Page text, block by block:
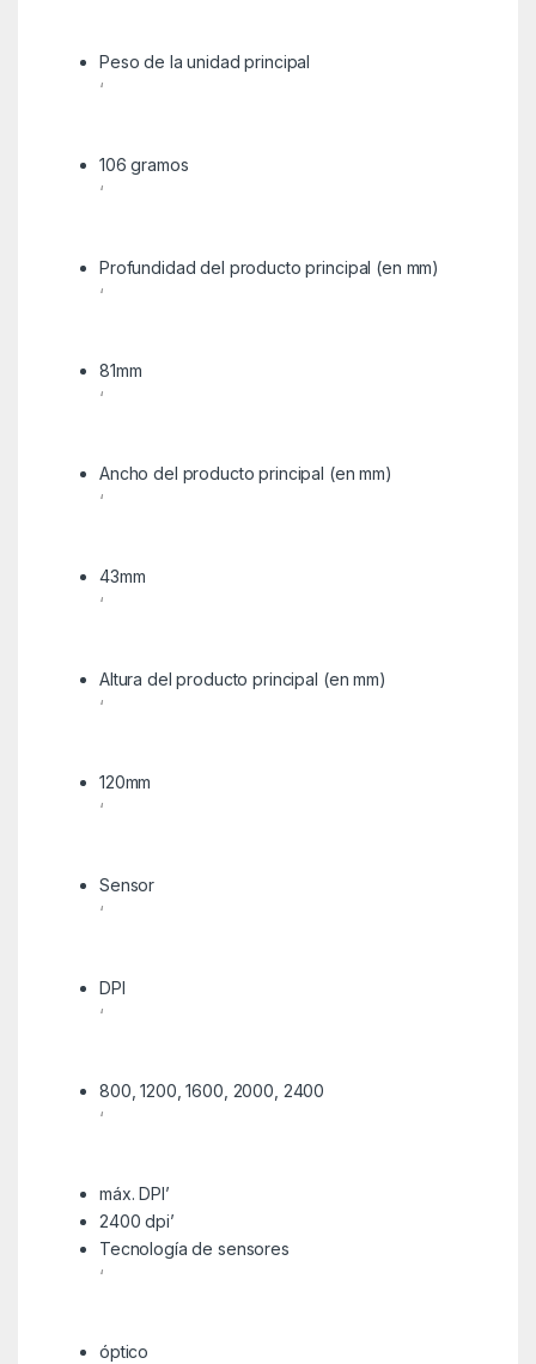
Peso de la unidad principal
‘
106 gramos
‘
Profundidad del producto principal (en mm)
‘
81mm
‘
Ancho del producto principal (en mm)
‘
43mm
‘
Altura del producto principal (en mm)
‘
120mm
‘
Sensor
‘
DPI
‘
800, 1200, 1600, 2000, 2400
‘
máx. DPI’
2400 dpi’
Tecnología de sensores
‘
óptico